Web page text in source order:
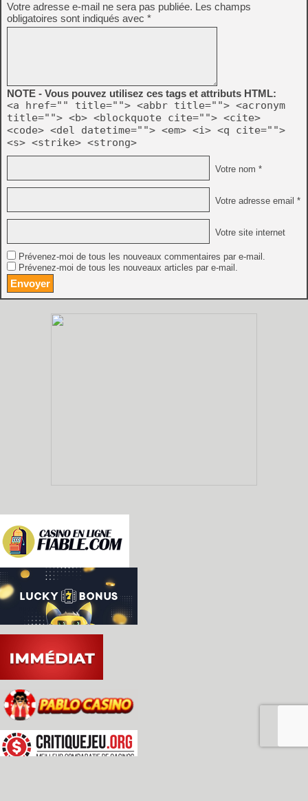
Votre adresse e-mail ne sera pas publiée. Les champs
obligatoires sont indiqués avec *
NOTE - Vous pouvez utilisez ces tags et attributs HTML:
<a href="" title=""> <abbr title=""> <acronym
title=""> <b> <blockquote cite=""> <cite>
<code> <del datetime=""> <em> <i> <q cite="">
<s> <strike> <strong>
Votre nom *
Votre adresse email *
Votre site internet
Prévenez-moi de tous les nouveaux commentaires par e-mail.
Prévenez-moi de tous les nouveaux articles par e-mail.